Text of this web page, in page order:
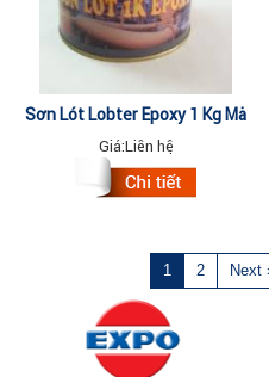
Sơn Lót Lobter Epoxy 1 Kg Mạ
Kẽm
Giá:Liên hệ
1 2 Next